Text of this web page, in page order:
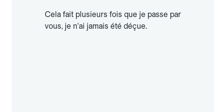
Cela fait plusieurs fois que je passe par
vous, je n'ai jamais été déçue.